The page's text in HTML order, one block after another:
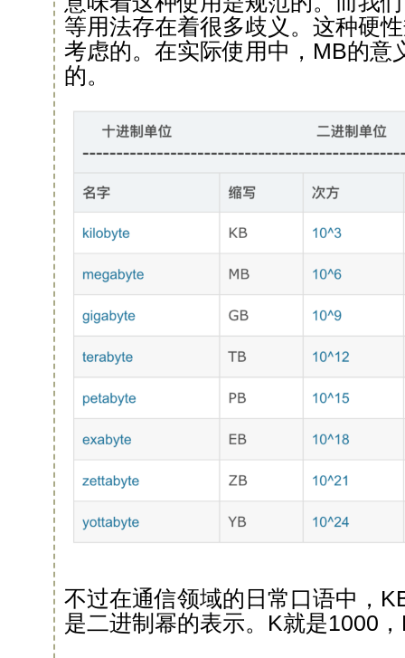
等用法存在着很多歧义。这种硬
考虑的。在实际使用中，MB的意
的。
不过在通信领域的日常口语中，
是二进制幂的表示。K就是1000